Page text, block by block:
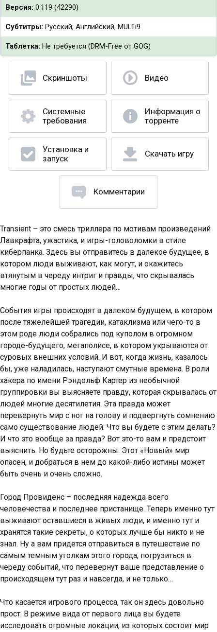
Версия: 0.119 (42290)
Субтитры: Русский, Английский, MULTi9
Таблетка: Не требуется (DRM-Free от GOG)
Скриншоты Видео
Системные
требования
Информация о
торренте
Установка и
запуск
Скачать игру
Комментарии
Transient – это смесь триллера по мотивам произведений
Лавкрафта, ужастика, и игры-головоломки в стиле
киберпанка. Здесь вы отправитесь в далекое будущее, в
котором люди выживают, как могут, и окажитесь
втянутым в череду интриг и правды, что скрывалась
многие годы от простых людей…
События игры происходят в далеком будущем, в котором
после тяжелейшей трагедии, катаклизма или чего-то в
этом роде люди собрались под куполом в огромном
городе-будущего, мегаполисе, в котором укрываются от
суровых внешних условий. И вот, когда жизнь, казалось
бы, уже наладилась, наступают смутные времена. В роли
хакера по имени Рэндольф Картер из необычной
группировки вы выясняете правду, которая скрывалась от
людей многие десятилетия. Эта правда может
перевернуть мир с ног на голову и подвергнуть сомнению
само существование людей. Что вы будете с этим делать?
И что это вообще за правда? Вот это-то вам и предстоит
выяснить. Но будьте осторожны. Этот «Новый» мир
опасен, и добраться в нем до какой-либо истины может
быть очень и очень сложно.
Город Провиденс – последняя надежда всего
человечества и последнее пристанище. Теперь именно тут
выживают оставшиеся в живых люди, и именно тут и
хранятся такие секреты, о которых лучше бы никто и не
знал. Ну а вам придется отправиться в путешествие по
самым темным уголкам этого города, погрузиться в
череду событий, что перевернут ваше представление о
происходящем тут раз и навсегда, и не только…
Что касается игрового процесса, так он здесь довольно
прост. В режиме вида от первого лица вы будете
исследовать огромные локации, из которых состоит мир